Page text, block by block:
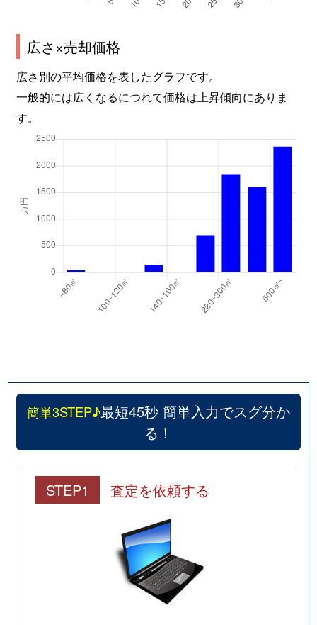
広さ×売却価格
広さ別の平均価格を表したグラフです。
一般的には広くなるにつれて価格は上昇傾向にありま
す。
簡単3STEP♪最短45秒 簡単入力でスグ分か
る！
STEP1 査定を依頼する